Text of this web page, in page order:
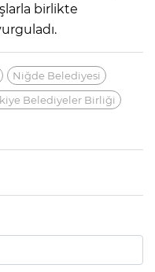
birlikte
Niğde Belediyesi
Belediyeler Birliği